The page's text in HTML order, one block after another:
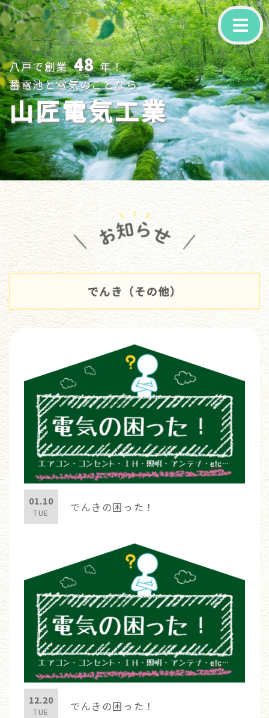
-
八戸で創業 48 年！
蓄電池と電気のことなら
山匠電気工業
でんき（その他）
01.10
TUE でんきの困った！
12.20
TUE でんきの困った！